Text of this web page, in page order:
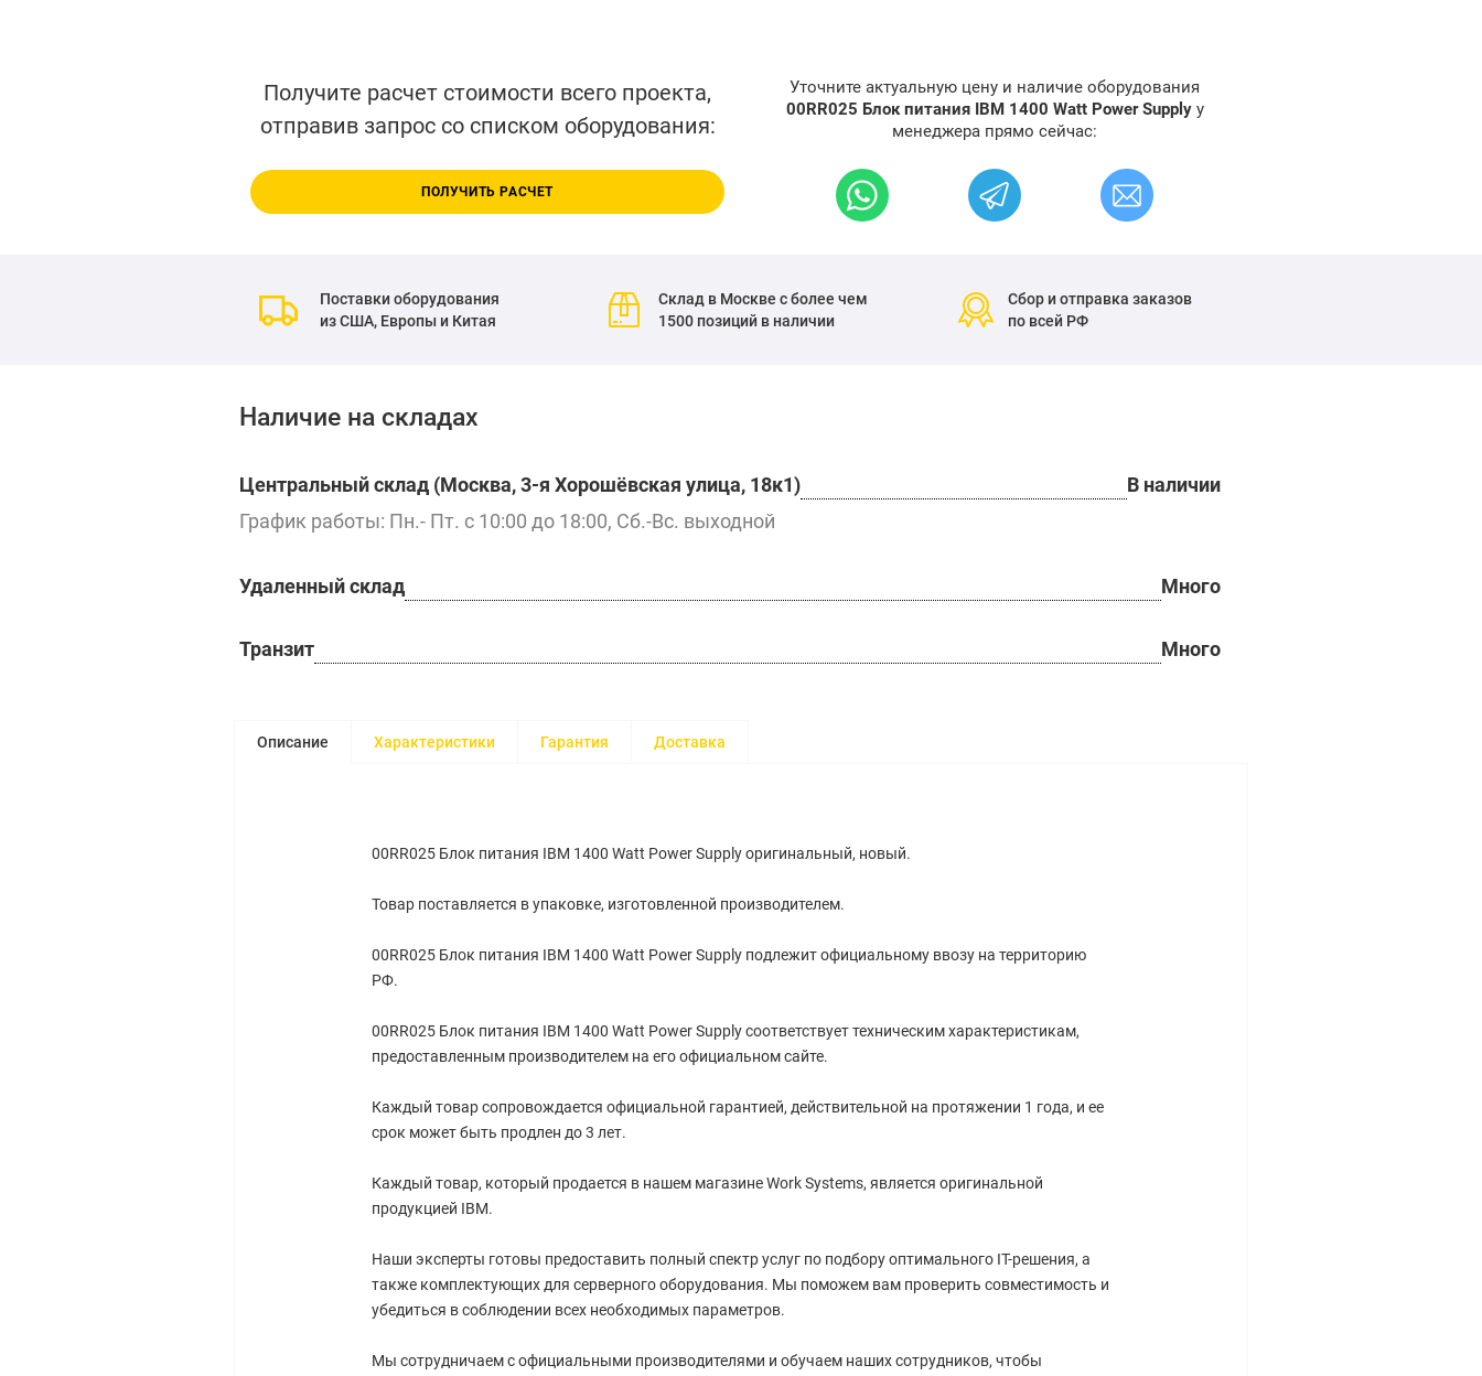
Получите расчет стоимости всего проекта,
отправив запрос со списком оборудования:
ПОЛУЧИТЬ РАСЧЕТ
Уточните актуальную цену и наличие оборудования
00RR025 Блок питания IBM 1400 Watt Power Supply у
менеджера прямо сейчас:
Поставки оборудования
из США, Европы и Китая
Склад в Москве с более чем
1500 позиций в наличии
Сбор и отправка заказов
по всей РФ
Наличие на складах
Центральный склад (Москва, 3-я Хорошёвская улица, 18к1)
В наличии
График работы: Пн.- Пт. с 10:00 до 18:00, Сб.-Вс. выходной
Удаленный склад Много
Транзит Много
Описание Характеристики Гарантия Доставка
00RR025 Блок питания IBM 1400 Watt Power Supply оригинальный, новый.
Товар поставляется в упаковке, изготовленной производителем.
00RR025 Блок питания IBM 1400 Watt Power Supply подлежит официальному ввозу на территорию
РФ.
00RR025 Блок питания IBM 1400 Watt Power Supply cоответствует техническим характеристикам,
предоставленным производителем на его официальном сайте.
Каждый товар сопровождается официальной гарантией, действительной на протяжении 1 года, и ее
срок может быть продлен до 3 лет.
Каждый товар, который продается в нашем магазине Work Systems, является оригинальной
продукцией IBM.
Наши эксперты готовы предоставить полный спектр услуг по подбору оптимального IT-решения, а
также комплектующих для серверного оборудования. Мы поможем вам проверить совместимость и
убедиться в соблюдении всех необходимых параметров.
Мы сотрудничаем с официальными производителями и обучаем наших сотрудников, чтобы